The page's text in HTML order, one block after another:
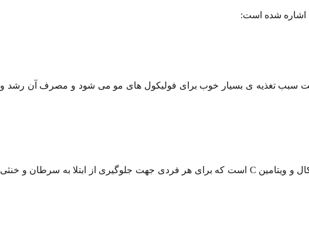
اشاره شده است:
است سبب تغذیه ی بسیار خوب برای فولیکول های مو می شود و مصرف آن رشد و
این جوانه ی پر خاصیت دارای مقادیر بالای آنتی اکسیدان، فیتوکمیکال و ویتامین C است که برای هر فردی جهت جلوگیری از ابتلا به سرطان و خنثی